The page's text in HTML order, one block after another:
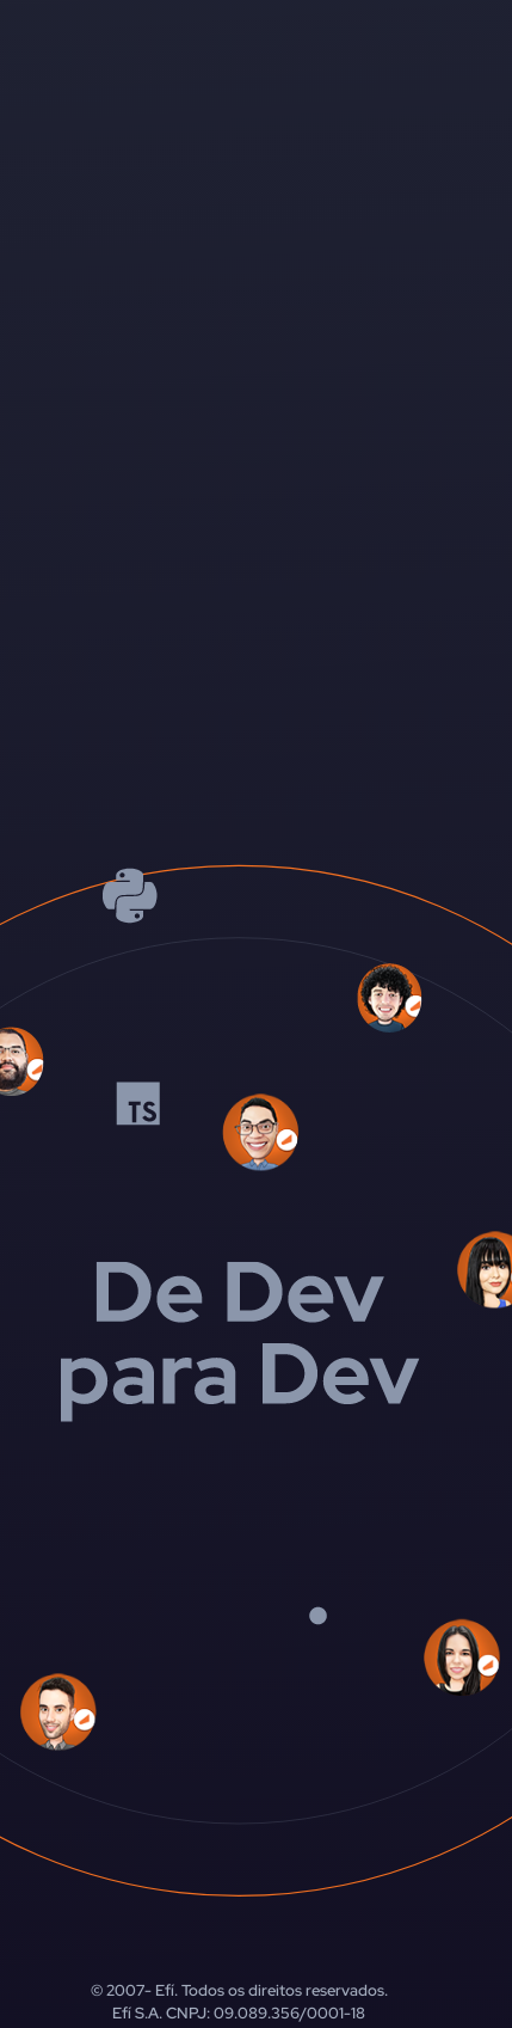
© 2007-Efí. Todos os direitos reservados.
Efí S.A. CNPJ: 09.089.356/0001-18